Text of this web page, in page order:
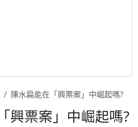
陳水扁能在「興票案」中崛起嗎?
興票案」中崛起嗎?